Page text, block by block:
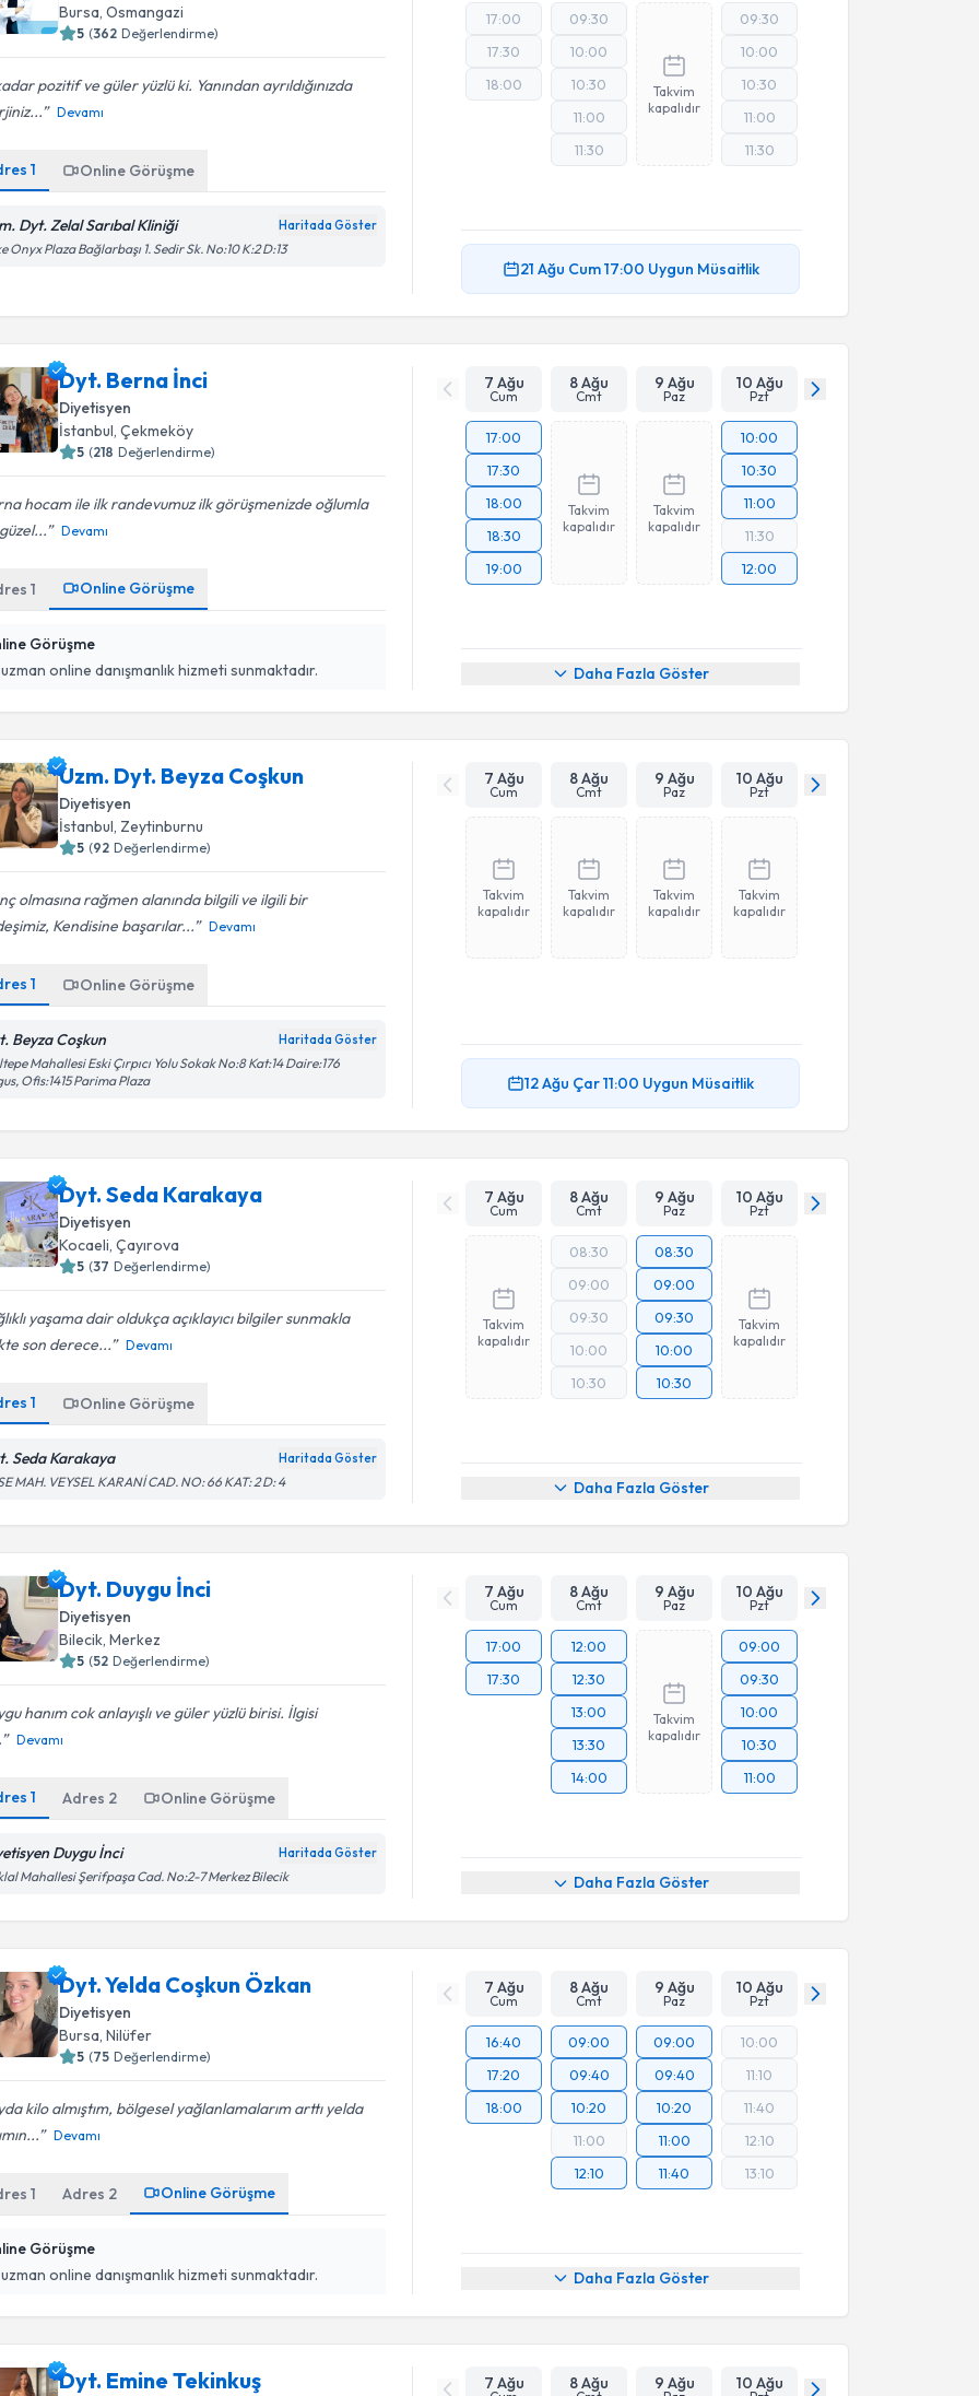
Bursa , Osmangazi
5 (362 Değerlendirme)
pozitif ve güler yüzlü ki. Yanından ayrıldığınızda
Devamı
1 Online Görüşme
Dyt. Zelal Sarıbal Kliniği Haritada Göster
Onyx Plaza Bağlarbaşı 1. Sedir Sk. No:10 K:2 D:13
17:00
17:30
18:00
09:30
10:00
10:30
11:00
11:30
Takvim
kapalıdır
09:30
10:00
10:30
11:00
11:30
21 Ağu Cum17:00 Uygun Müsaitlik
Dyt. Berna İnci
Diyetisyen
İstanbul , Çekmeköy
5 (218 Değerlendirme)
hocam ile ilk randevumuz ilk görüşmenizde oğlumla
Devamı
1 Online Görüşme
Görüşme
online danışmanlık hizmeti sunmaktadır.
7 Ağu
Cum
8 Ağu
Cmt
9 Ağu
Paz
10 Ağu
Pzt
17:00
17:30
18:00
18:30
19:00
Takvim
kapalıdır
Takvim
kapalıdır
10:00
10:30
11:00
11:30
12:00
Daha Fazla Göster
Uzm. Dyt. Beyza Coşkun
Diyetisyen
İstanbul , Zeytinburnu
5 (92 Değerlendirme)
olmasına rağmen alanında bilgili ve ilgili bir
Kendisine başarılar...
Devamı
1 Online Görüşme
Beyza Coşkun Haritada Göster
Mahallesi Eski Çırpıcı Yolu Sokak No:8 Kat:14 Daire:176
Ofis:1415 Parima Plaza
7 Ağu
Cum
8 Ağu
Cmt
9 Ağu
Paz
10 Ağu
Pzt
Takvim
kapalıdır
Takvim
kapalıdır
Takvim
kapalıdır
Takvim
kapalıdır
12 Ağu Çar11:00 Uygun Müsaitlik
Dyt. Seda Karakaya
Diyetisyen
Kocaeli , Çayırova
5 (37 Değerlendirme)
yaşama dair oldukça açıklayıcı bilgiler sunmakla
son derece...
Devamı
1 Online Görüşme
Seda Karakaya Haritada Göster
MAH. VEYSEL KARANİ CAD. NO: 66 KAT: 2 D: 4
7 Ağu
Cum
8 Ağu
Cmt
9 Ağu
Paz
10 Ağu
Pzt
Takvim
kapalıdır
08:30
09:00
09:30
10:00
10:30
08:30
09:00
09:30
10:00
10:30
Takvim
kapalıdır
Daha Fazla Göster
Dyt. Duygu İnci
Diyetisyen
Bilecik, Merkez
5 (52 Değerlendirme)
hanım cok anlayışlı ve güler yüzlü birisi. İlgisi
Devamı
1 Adres 2 Online Görüşme
Duygu İnci Haritada Göster
Mahallesi Şerifpaşa Cad. No:2-7 Merkez Bilecik
7 Ağu
Cum
8 Ağu
Cmt
9 Ağu
Paz
10 Ağu
Pzt
17:00
17:30
12:00
12:30
13:00
13:30
14:00
Takvim
kapalıdır
09:00
09:30
10:00
10:30
11:00
Daha Fazla Göster
Dyt. Yelda Coşkun Özkan
Diyetisyen
Bursa , Nilüfer
5 (75 Değerlendirme)
kilo almıştım, bölgesel yağlanlamalarım arttı yelda
Devamı
1 Adres 2 Online Görüşme
Görüşme
online danışmanlık hizmeti sunmaktadır.
7 Ağu
Cum
8 Ağu
Cmt
9 Ağu
Paz
10 Ağu
Pzt
16:40
17:20
18:00
09:00
09:40
10:20
11:00
12:10
09:00
09:40
10:20
11:00
11:40
10:00
11:10
11:40
12:10
13:10
Daha Fazla Göster
Dyt. Emine Tekinkuş 7 Ağu 8 Ağu 9 Ağu 10 Ağu